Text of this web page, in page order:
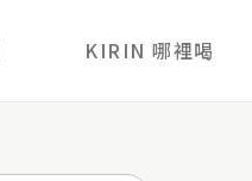
KIRIN 哪裡喝